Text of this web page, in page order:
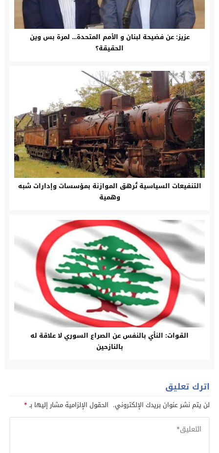
عزيز: عن فضيحة ‎لبنان و ‎الأمم المتحدة… لمرة بس وين
الحقيقة؟
التنفيعات السياسية تُرهق الموازنة بمؤسسات وإدارات شبه
وهمية
القوات: النأي بالنفس عن الصراع السوري لا علاقة له
بالنازحين
اترك تعليق
لن يتم نشر عنوان بريدك الإلكتروني. الحقول الإلزامية مشار إليها بـ*